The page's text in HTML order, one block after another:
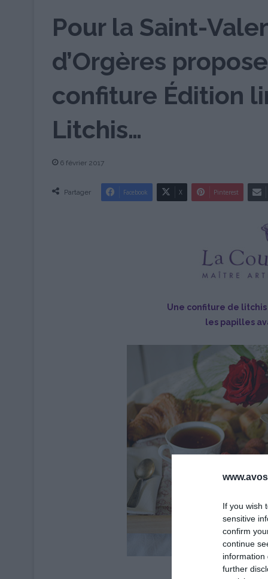
If you wish
sensitive
confirm
continue
information
further
Pour la Saint-
d’Orgères
confiture Édition
Litchis…
6 février 2017
Partager Facebook X Pinterest
Une confiture de
les papilles